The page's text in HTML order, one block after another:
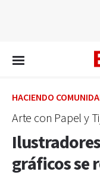
HACIENDO
Arte con Papel y
gráficos se